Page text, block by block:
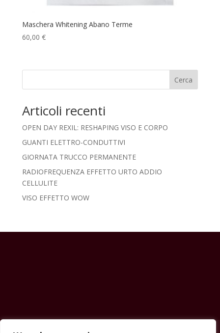
Maschera Whitening Abano Terme
60,00 €
Cerca
Articoli recenti
OPEN DAY REXIL: RESHAPING VISO E CORPO
GUANTI ELETTRO-CONDUTTIVI
GIORNATA TRUCCO PERMANENTE
RADIOFREQUENZA EFFETTO URTO ADDIO
CELLULITE
VISO EFFETTO WOW